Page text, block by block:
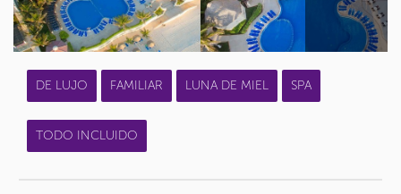
DE LUJO FAMILIAR LUNA DE MIEL SPA
TODO INCLUIDO